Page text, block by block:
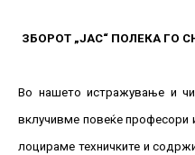
ЗБОРОТ „ЈАС“ ПОЛЕКА ГО
Во нашето истражување и
вклучивме повеќе професори
лоцираме техничките и